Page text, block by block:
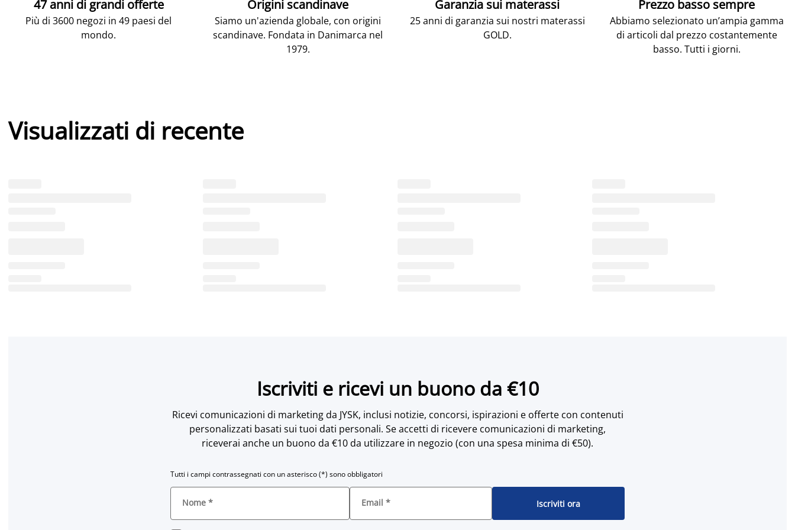
47 anni di grandi offerte
Più di 3600 negozi in 49 paesi del
mondo.
Origini scandinave
Siamo un'azienda globale, con origini
scandinave. Fondata in Danimarca nel
1979.
Garanzia sui materassi
25 anni di garanzia sui nostri materassi
GOLD.
Prezzo basso sempre
Abbiamo selezionato un’ampia gamma
di articoli dal prezzo costantemente
basso. Tutti i giorni.
Visualizzati di recente
Iscriviti e ricevi un buono da €10
Ricevi comunicazioni di marketing da JYSK, inclusi notizie, concorsi, ispirazioni e offerte con contenuti
personalizzati basati sui tuoi dati personali. Se accetti di ricevere comunicazioni di marketing,
riceverai anche un buono da €10 da utilizzare in negozio (con una spesa minima di €50).
Tutti i campi contrassegnati con un asterisco (*) sono obbligatori
Nome * Email * Iscriviti ora